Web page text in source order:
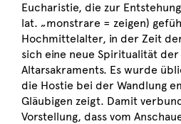
Eucharistie, die zur
lat. „monstrare = zeigen)
Hochmittelalter, in der Zeit
sich eine neue Spiritualität
Altarsakraments. Es wurde
die Hostie bei der Wandlung
Gläubigen zeigt. Damit
Vorstellung, dass vom